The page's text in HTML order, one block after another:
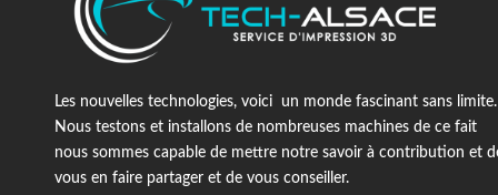
Les nouvelles technologies, voici un monde fascinant sans limite.
Nous testons et installons de nombreuses machines de ce fait
nous sommes capable de mettre notre savoir à contribution et
vous en faire partager et de vous conseiller.